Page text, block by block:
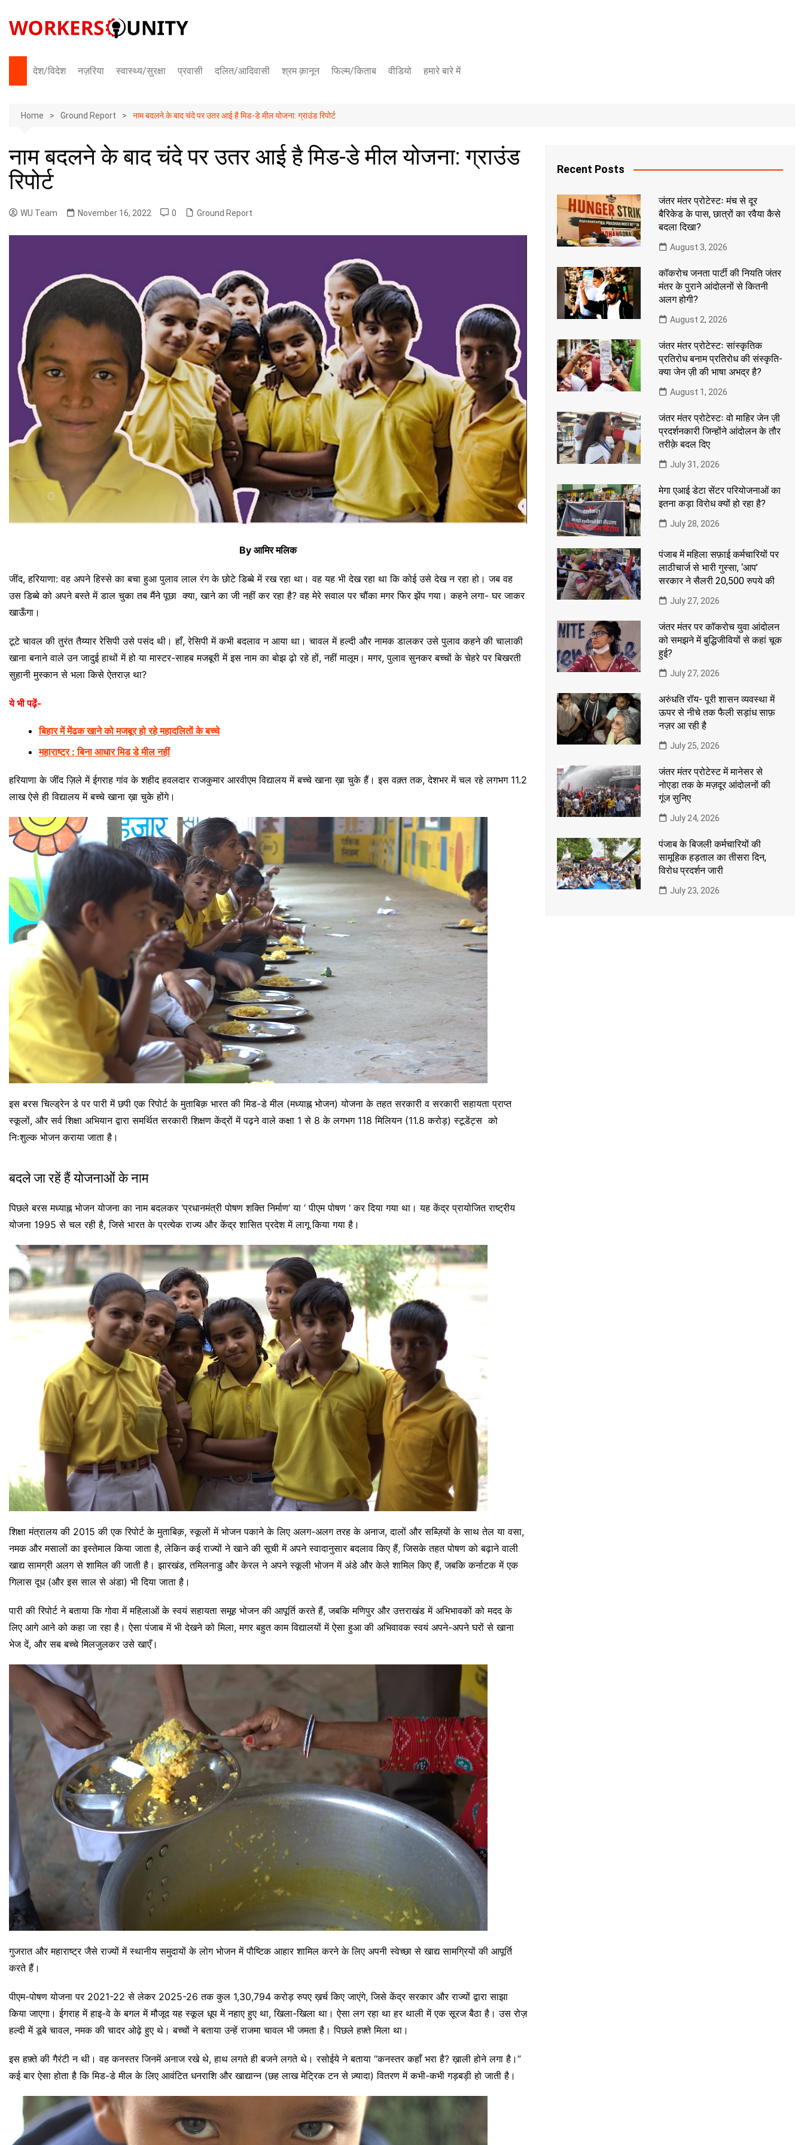
content
देश/विदेश
अंतराष्ट्रीय
नज़रिया स्वास्थ्य/सुरक्षा प्रवासी दलित/आदिवासी श्रम क़ानून फिल्म/किताब वीडियो हमारे बारे में
Home Ground Report नाम बदलने के बाद चंदे पर उतर आई है मिड-डे मील योजना: ग्राउंड रिपोर्ट
नाम बदलने के बाद चंदे पर उतर आई है मिड-डे मील योजना: ग्राउंड
रिपोर्ट
WU Team November 16, 2022 0 Ground Report
By आमिर मलिक
जींद, हरियाणा: वह अपने हिस्से का बचा हुआ पुलाव लाल रंग के छोटे डिब्बे में रख रहा था। वह यह भी देख रहा था कि कोई उसे देख न रहा हो। जब वह
उस डिब्बे को अपने बस्ते में डाल चुका तब मैंने पूछा क्या, खाने का जी नहीं कर रहा है? वह मेरे सवाल पर चौंका मगर फिर झेंप गया। कहने लगा- घर जाकर
खाऊँगा।
टूटे चावल की तुरंत तैय्यार रेसिपी उसे पसंद थी। हाँ, रेसिपी में कभी बदलाव न आया था। चावल में हल्दी और नामक डालकर उसे पुलाव कहने की चालाकी
खाना बनाने वाले उन जादुई हाथों में हो या मास्टर-साहब मजबूरी में इस नाम का बोझ ढ़ो रहे हों, नहीं मालूम। मगर, पुलाव सुनकर बच्चों के चेहरे पर बिखरती
सुहानी मुस्कान से भला किसे ऐतराज़ था?
ये भी पढ़ें-
बिहार में मेंढक खाने को मजबूर हो रहे महादलितों के बच्चे
महाराष्ट्र : बिना आधार मिड डे मील नहीं
हरियाणा के जींद ज़िले में ईगराह गांव के शहीद हवलदार राजकुमार आरवीएम विद्यालय में बच्चे खाना ख़ा चुके हैं। इस वक़्त तक, देशभर में चल रहे लगभग 11.2
लाख ऐसे ही विद्यालय में बच्चे खाना ख़ा चुके होंगे।
इस बरस चिल्ड्रेन डे पर पारी में छपी एक रिपोर्ट के मुताबिक़ भारत की मिड-डे मील (मध्याह्न भोजन) योजना के तहत सरकारी व सरकारी सहायता प्राप्त
स्कूलों, और सर्व शिक्षा अभियान द्वारा समर्थित सरकारी शिक्षण केंद्रों में पढ़ने वाले कक्षा 1 से 8 के लगभग 118 मिलियन (11.8 करोड़) स्टूडेंट्स को
निःशुल्क भोजन कराया जाता है।
बदले जा रहें हैं योजनाओं के नाम
पिछले बरस मध्याह्न भोजन योजना का नाम बदलकर ‘प्रधानमंत्री पोषण शक्ति निर्माण’ या ‘ पीएम पोषण ‘ कर दिया गया था। यह केंद्र प्रायोजित राष्ट्रीय
योजना 1995 से चल रही है, जिसे भारत के प्रत्येक राज्य और केंद्र शासित प्रदेश में लागू किया गया है।
शिक्षा मंत्रालय की 2015 की एक रिपोर्ट के मुताबिक़, स्कूलों में भोजन पकाने के लिए अलग-अलग तरह के अनाज, दालों और सब्ज़ियों के साथ तेल या वसा,
नमक और मसालों का इस्तेमाल किया जाता है, लेकिन कई राज्यों ने खाने की सूची में अपने स्वादानुसार बदलाव किए हैं, जिसके तहत पोषण को बढ़ाने वाली
खाद्य सामग्री अलग से शामिल की जाती है। झारखंड, तमिलनाडु और केरल ने अपने स्कूली भोजन में अंडे और केले शामिल किए हैं, जबकि कर्नाटक में एक
गिलास दूध (और इस साल से अंडा) भी दिया जाता है।
पारी की रिपोर्ट ने बताया कि गोवा में महिलाओं के स्वयं सहायता समूह भोजन की आपूर्ति करते हैं, जबकि मणिपुर और उत्तराखंड में अभिभावकों को मदद के
लिए आगे आने को कहा जा रहा है। ऐसा पंजाब में भी देखने को मिला, मगर बहुत काम विद्यालयों में ऐसा हुआ की अभिवावक स्वयं अपने-अपने घरों से खाना
भेज दें, और सब बच्चे मिलजुलकर उसे खाएँ।
गुजरात और महाराष्ट्र जैसे राज्यों में स्थानीय समुदायों के लोग भोजन में पौष्टिक आहार शामिल करने के लिए अपनी स्वेच्छा से खाद्य सामग्रियों की आपूर्ति
करते हैं।
पीएम-पोषण योजना पर 2021-22 से लेकर 2025-26 तक कुल 1,30,794 करोड़ रुपए ख़र्च किए जाएंगे, जिसे केंद्र सरकार और राज्यों द्वारा साझा
किया जाएगा। ईगराह में हाइ-वे के बगल में मौजूद यह स्कूल धूप में नहाए हुए था, खिला-खिला था। ऐसा लग रहा था हर थाली में एक सूरज बैठा है। उस रोज़
हल्दी में डूबे चावल, नमक की चादर ओढ़े हुए थे। बच्चों ने बताया उन्हें राजमा चावल भी जमता है। पिछले हफ़्ते मिला था।
इस हफ़्ते की गैरंटी न थी। वह कनस्तर जिनमें अनाज रखे थे, हाथ लगते ही बजने लगते थे। रसोईये ने बताया “कनस्तर कहाँ भरा है? ख़ाली होने लगा है।”
कई बार ऐसा होता है कि मिड-डे मील के लिए आवंटित धनराशि और खाद्यान्न (छह लाख मेट्रिक टन से ज़्यादा) वितरण में कभी-कभी गड़बड़ी हो जाती है।
Recent Posts
जंतर मंतर प्रोटेस्टः मंच से दूर
बैरिकेड के पास, छात्रों का रवैया कैसे
बदला दिखा?
August 3, 2026
कॉकरोच जनता पार्टी की नियति जंतर
मंतर के पुराने आंदोलनों से कितनी
अलग होगी?
August 2, 2026
जंतर मंतर प्रोटेस्टः सांस्कृतिक
प्रतिरोध बनाम प्रतिरोध की संस्कृति-
क्या जेन ज़ी की भाषा अभद्र है?
August 1, 2026
जंतर मंतर प्रोटेस्टः वो माहिर जेन ज़ी
प्रदर्शनकारी जिन्होंने आंदोलन के तौर
तरीक़े बदल दिए
July 31, 2026
मेगा एआई डेटा सेंटर परियोजनाओं का
इतना कड़ा विरोध क्यों हो रहा है?
July 28, 2026
पंजाब में महिला सफ़ाई कर्मचारियों पर
लाठीचार्ज से भारी गुस्सा, ‘आप’
सरकार ने सैलरी 20,500 रुपये की
July 27, 2026
जंतर मंतर पर कॉकरोच युवा आंदोलन
को समझने में बुद्धिजीवियों से कहां चूक
हुई?
July 27, 2026
अरुंधति रॉय- पूरी शासन व्यवस्था में
ऊपर से नीचे तक फैली सड़ांध साफ़
नज़र आ रही है
July 25, 2026
जंतर मंतर प्रोटेस्ट में मानेसर से
नोएडा तक के मज़दूर आंदोलनों की
गूंज सुनिए
July 24, 2026
पंजाब के बिजली कर्मचारियों की
सामूहिक हड़ताल का तीसरा दिन,
विरोध प्रदर्शन जारी
July 23, 2026